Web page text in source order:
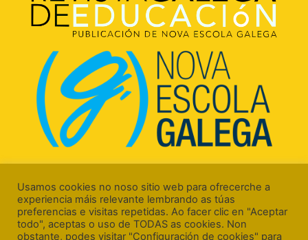
15706 Santiago de Compostela (A Coruña)
Usamos cookies no noso sitio web para ofrecerche a
experiencia máis relevante lembrando as túas
preferencias e visitas repetidas. Ao facer clic en "Aceptar
todo", aceptas o uso de TODAS as cookies. Non
obstante, podes visitar "Configuración de cookies" para